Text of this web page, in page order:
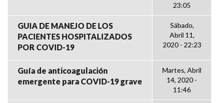
23:05
GUIA DE MANEJO DE LOS
PACIENTES HOSPITALIZADOS
POR COVID-19
Sábado,
Abril 11,
2020 - 22:23
Guía de anticoagulación
emergente para COVID-19 grave
Martes, Abril
14, 2020 -
11:46